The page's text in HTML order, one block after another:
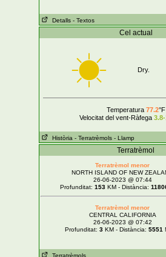
Detalls - Textos
Cel actual
Dry.
Temperatura 77.2°F
Velocitat del vent-Ràfega
Història - Terratrèmols - Llamp
Terratrèmol
Terratrèmol menor
NORTH ISLAND OF NEW
26-06-2023 @ 07:44
Profunditat: 153KM - Distància:
Terratrèmol menor
CENTRAL CALIFORNIA
26-06-2023 @ 07:42
Profunditat: 3 KM - Distància: 5551
Terratrèmols